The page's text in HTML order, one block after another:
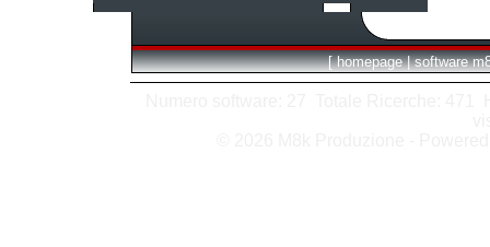
[ homepage | software